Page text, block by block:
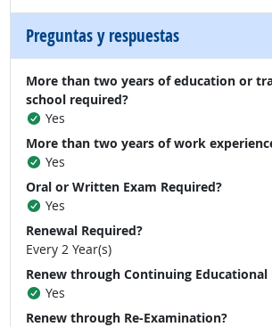
Preguntas y respuestas
More than two years of education or
school required?
Yes
More than two years of work
Yes
Oral or Written Exam Required?
Yes
Renewal Required?
Every 2 Year(s)
Renew through Continuing Educational
Yes
Renew through Re-Examination?